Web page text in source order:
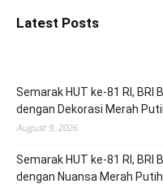
Latest Posts
Semarak HUT ke-81 RI,
dengan Dekorasi Merah
August 9, 2026
Semarak HUT ke-81 RI, BRI
dengan Nuansa Merah Putih